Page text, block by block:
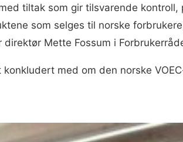
tiltak som gir tilsvarende kontroll,
som selges til norske
Mette Fossum i
med om den norske